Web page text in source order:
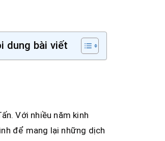
dung bài viết
Với nhiều năm kinh
để mang lại những dịch